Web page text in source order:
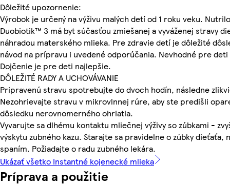
Dôležité upozornenie:
Výrobok je určený na výživu malých detí od 1 roku veku.
Duobiotik™ 3 má byt súčasťou zmiešanej a vyváženej stravy
náhradou materského mlieka. Pre zdravie detí je dôležité
návod na prípravu i uvedené odporúčania. Nevhodné pre deti
Dojčenie je pre deti najlepšie.
DÔLEŽITÉ RADY A UCHOVÁVANIE
Pripravenú stravu spotrebujte do dvoch hodín, následne
Nezohrievajte stravu v mikrovlnnej rúre, aby ste predišli
dôsledku nerovnomerného ohriatia.
Vyvarujte sa dlhému kontaktu mliečnej výživy so zúbkami -
výskytu zubného kazu. Starajte sa pravidelne o zúbky dieťaťa,
spaním. Požiadajte o radu zubného lekára.
Ukázať všetko Instantné kojenecké mlieka
Príprava a použitie